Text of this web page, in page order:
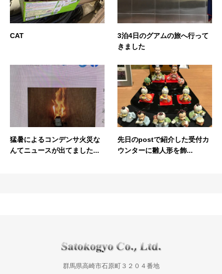
CAT
3泊4日のグアムの旅へ行って
きました
猛暑によるコンデンサ火災な
んてニュースが出てました...
先日のpostで紹介した受付カ
ウンターに雛人形を飾...
群馬県高崎市石原町３２０４番地